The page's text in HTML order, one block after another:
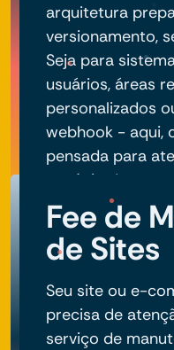
arquitetura
versionamento,
Seja para
usuários, áreas
personalizados
webhook - aqui,
pensada para
negócio do seu
Fee de
de Sites
Seu site ou e-
precisa de
serviço de